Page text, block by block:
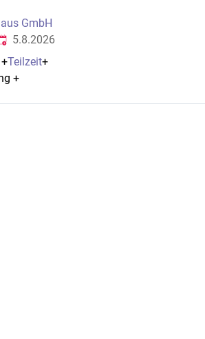
GmbH
5.8.2026
+Teilzeit+
+